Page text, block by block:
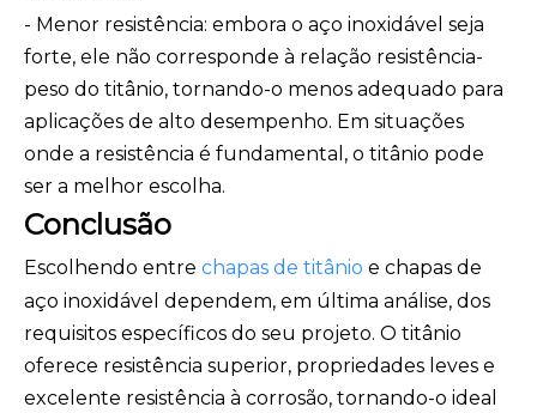
- Menor resistência: embora o aço inoxidável seja
forte, ele não corresponde à relação resistência-
peso do titânio, tornando-o menos adequado para
aplicações de alto desempenho. Em situações
onde a resistência é fundamental, o titânio pode
ser a melhor escolha.
Conclusão
Escolhendo entre chapas de titânio e chapas de
aço inoxidável dependem, em última análise, dos
requisitos específicos do seu projeto. O titânio
oferece resistência superior, propriedades leves e
excelente resistência à corrosão, tornando-o ideal